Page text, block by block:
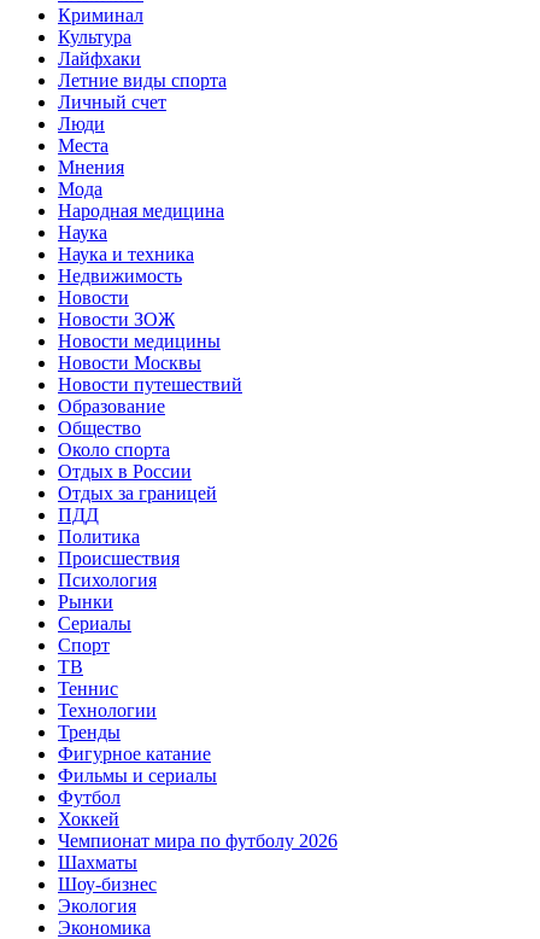
Криминал
Культура
Лайфхаки
Летние виды спорта
Личный счет
Люди
Места
Мнения
Мода
Народная медицина
Наука
Наука и техника
Недвижимость
Новости
Новости ЗОЖ
Новости медицины
Новости Москвы
Новости путешествий
Образование
Общество
Около спорта
Отдых в России
Отдых за границей
ПДД
Политика
Происшествия
Психология
Рынки
Сериалы
Спорт
ТВ
Теннис
Технологии
Тренды
Фигурное катание
Фильмы и сериалы
Футбол
Хоккей
Чемпионат мира по футболу 2026
Шахматы
Шоу-бизнес
Экология
Экономика